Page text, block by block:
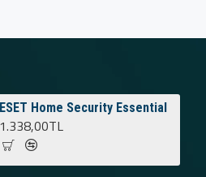
ESET Home Security Essential
1.338,00TL